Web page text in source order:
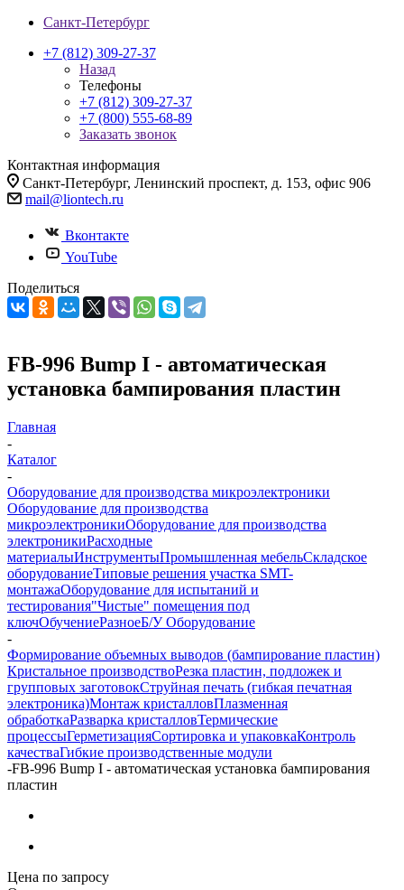
Санкт-Петербург
+7 (812) 309-27-37
Назад
Телефоны
+7 (812) 309-27-37
+7 (800) 555-68-89
Заказать звонок
Контактная информация
Санкт-Петербург, Ленинский проспект, д. 153, офис 906
mail@liontech.ru
Вконтакте
YouTube
Поделиться
FB-996 Bump I - автоматическая
установка бампирования пластин
Главная
-
Каталог
-
Оборудование для производства микроэлектроники
Оборудование для производства
микроэлектроникиОборудование для производства
электроникиРасходные
материалыИнструментыПромышленная мебельСкладское
оборудованиеТиповые решения участка SMT-
монтажаОборудование для испытаний и
тестирования"Чистые" помещения под
ключОбучениеРазноеБ/У Оборудование
-
Формирование объемных выводов (бампирование пластин)
Кристальное производствоРезка пластин, подложек и
групповых заготовокСтруйная печать (гибкая печатная
электроника)Монтаж кристалловПлазменная
обработкаРазварка кристалловТермические
процессыГерметизацияСортировка и упаковкаКонтроль
качестваГибкие производственные модули
-FB-996 Bump I - автоматическая установка бампирования
пластин
Цена по запросу